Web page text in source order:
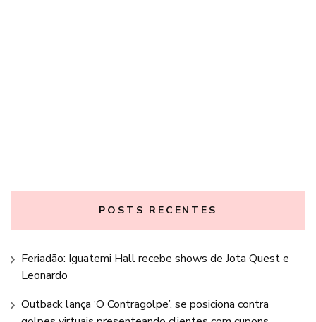
POSTS RECENTES
Feriadão: Iguatemi Hall recebe shows de Jota Quest e
Leonardo
Outback lança ‘O Contragolpe’, se posiciona contra